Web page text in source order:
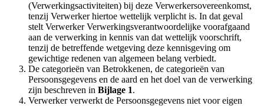
(Verwerkingsactiviteiten) bij deze Verwerkersovereenkomst,
tenzij Verwerker hiertoe wettelijk verplicht is. In dat geval
stelt Verwerker Verwerkingsverantwoordelijke voorafgaand
aan de verwerking in kennis van dat wettelijk voorschrift,
tenzij de betreffende wetgeving deze kennisgeving om
gewichtige redenen van algemeen belang verbiedt.
De categorieën van Betrokkenen, de categorieën van
Persoonsgegevens en de aard en het doel van de verwerking
zijn beschreven in Bijlage 1.
Verwerker verwerkt de Persoonsgegevens niet voor eigen